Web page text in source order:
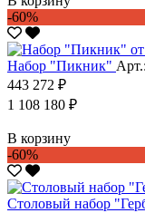
-60%
Набор "Пикник"
443 272 ₽
1 108 180 ₽
В корзину
-60%
Столовый набор